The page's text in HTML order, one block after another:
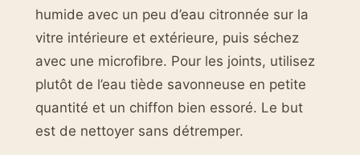
humide avec un peu d’eau citronnée sur la
vitre intérieure et extérieure, puis séchez
avec une microfibre. Pour les joints, utilisez
plutôt de l’eau tiède savonneuse en petite
quantité et un chiffon bien essoré. Le but
est de nettoyer sans détremper.